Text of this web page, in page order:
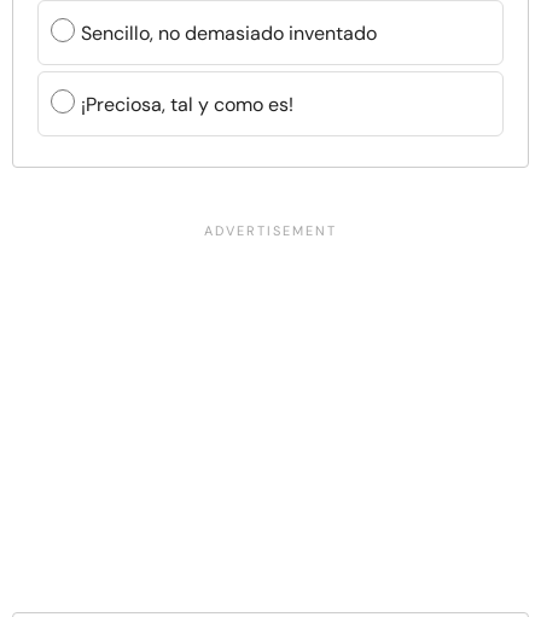
Sencillo, no demasiado inventado
¡Preciosa, tal y como es!